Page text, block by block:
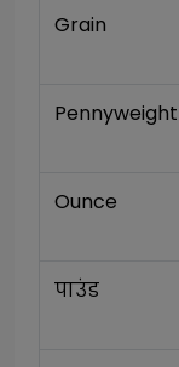
Grain
Pennyweight
Ounce
पाउंड